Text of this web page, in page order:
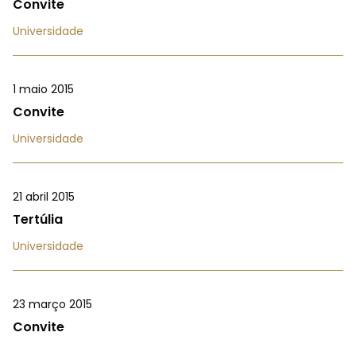
Convite
Universidade
1 maio 2015
Convite
Universidade
21 abril 2015
Tertúlia
Universidade
23 março 2015
Convite